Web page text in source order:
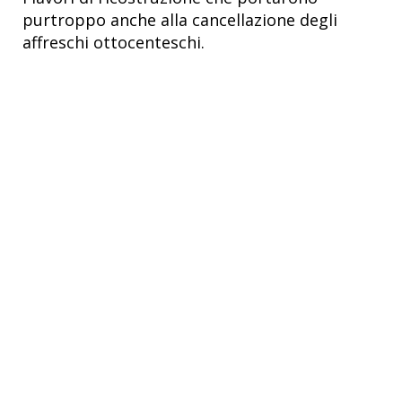
purtroppo anche alla cancellazione degli
affreschi ottocenteschi.